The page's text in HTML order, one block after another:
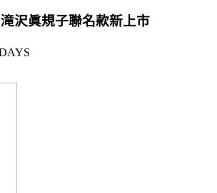
滝沢眞規子聯名款新上市